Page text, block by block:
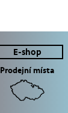
E-shop
Prodejní místa